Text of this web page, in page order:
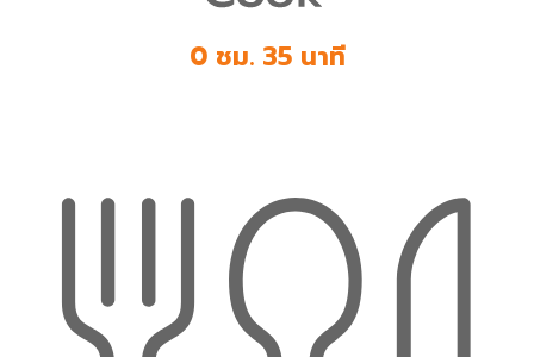
0 ชม. 35 นาที